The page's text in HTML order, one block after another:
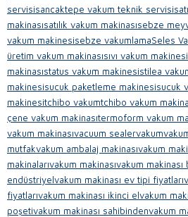
servisisancaktepe vakum teknik servisi
makinasısatılık vakum makinasısebze
vakum makinesisebze vakumlamaSeles
üretim vakum makinasısıvı vakum makinesi
makinasıstatus vakum makinesistilea
makinesisucuk paketleme makinesisucuk
makinesitchibo vakumtchibo vakum
çene vakum makinasıtermoform vakum
vakum makinasıvacuum sealervakum
mutfakvakum ambalaj makinasıvakum
makinalarıvakum makinasıvakum makinası
endüstriyelvakum makinası ev tipi fiyatları
fiyatlarıvakum makinası ikinci elvakum
poşetivakum makinası sahibindenvakum